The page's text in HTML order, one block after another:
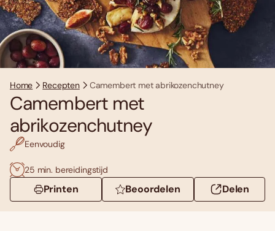
Home Recepten Camembert met abrikozenchutney
Camembert met
abrikozenchutney
Eenvoudig
25 min. bereidingstijd
Printen Beoordelen Delen